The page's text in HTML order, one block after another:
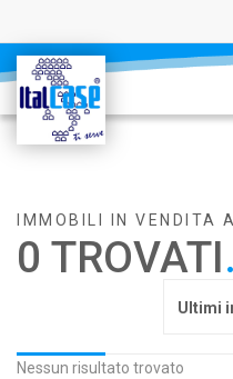
IMMOBILI IN VENDITA
0 TROVATI.
Ultimi
Nessun risultato trovato